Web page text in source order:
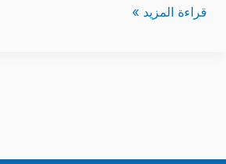
قراءة المزيد »